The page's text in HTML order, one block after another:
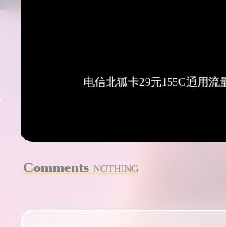
Comments NOTHING